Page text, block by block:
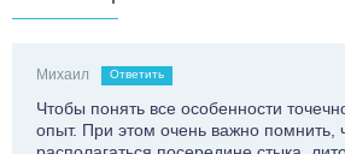
Михаил Ответить
Чтобы понять все особенности
опыт. При этом очень важно помнить,